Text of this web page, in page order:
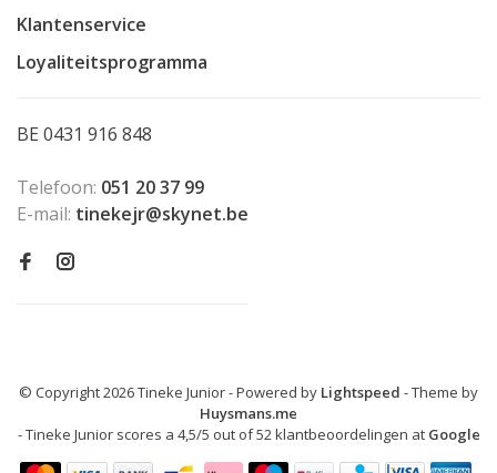
Klantenservice
Loyaliteitsprogramma
BE 0431 916 848
Telefoon: 051 20 37 99
E-mail: tinekejr@skynet.be
© Copyright 2026 Tineke Junior- Powered by Lightspeed - Theme by
Huysmans.me
-Tineke Junior scores a 4,5/5 out of52klantbeoordelingen at Google